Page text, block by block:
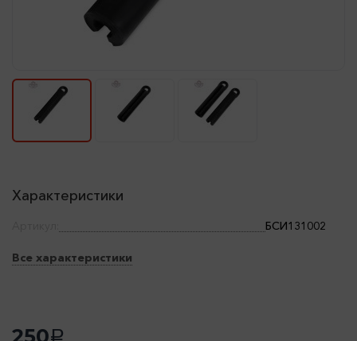
Характеристики
БСИ131002
Все характеристики
250a